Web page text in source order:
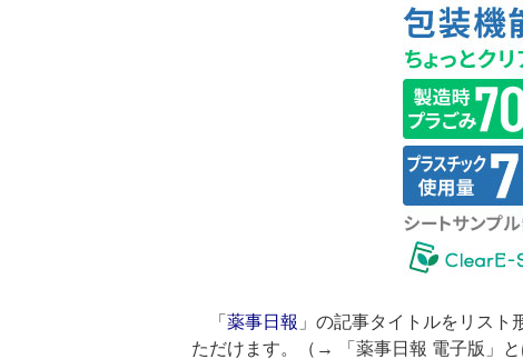
「 薬事日報 」の記事タイトルをリスト
ただけます。（→
「薬事日報 電子版」と